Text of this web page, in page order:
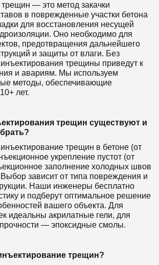
— это метод закачки
в поврежденные участки бетона
для восстановления несущей
Оно необходимо для
предотвращения дальнейшего
и защиты от влаги. Без
трещины приведут к
и авариям. Мы используем
методы, обеспечивающие
лет.
трещин существуют и
трещин в бетоне (от
укрепление пустот (от
заполнение холодных швов
Выбор зависит от типа повреждения и
Наши инженеры бесплатно
и подберут оптимальное решение
вашего объекта. Для
идеальны акрилатные гели, для
— эпоксидные смолы.
трещин?